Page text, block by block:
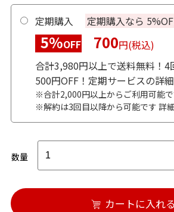
定期購入 定期購入なら
5%OFF 700円(税込)
合計3,980円以上で送料無料！4
500円OFF！定期サービスの詳
※合計2,000円以上からご利用可能
※解約は3回目以降から可能です 詳
数量
カートに入れる